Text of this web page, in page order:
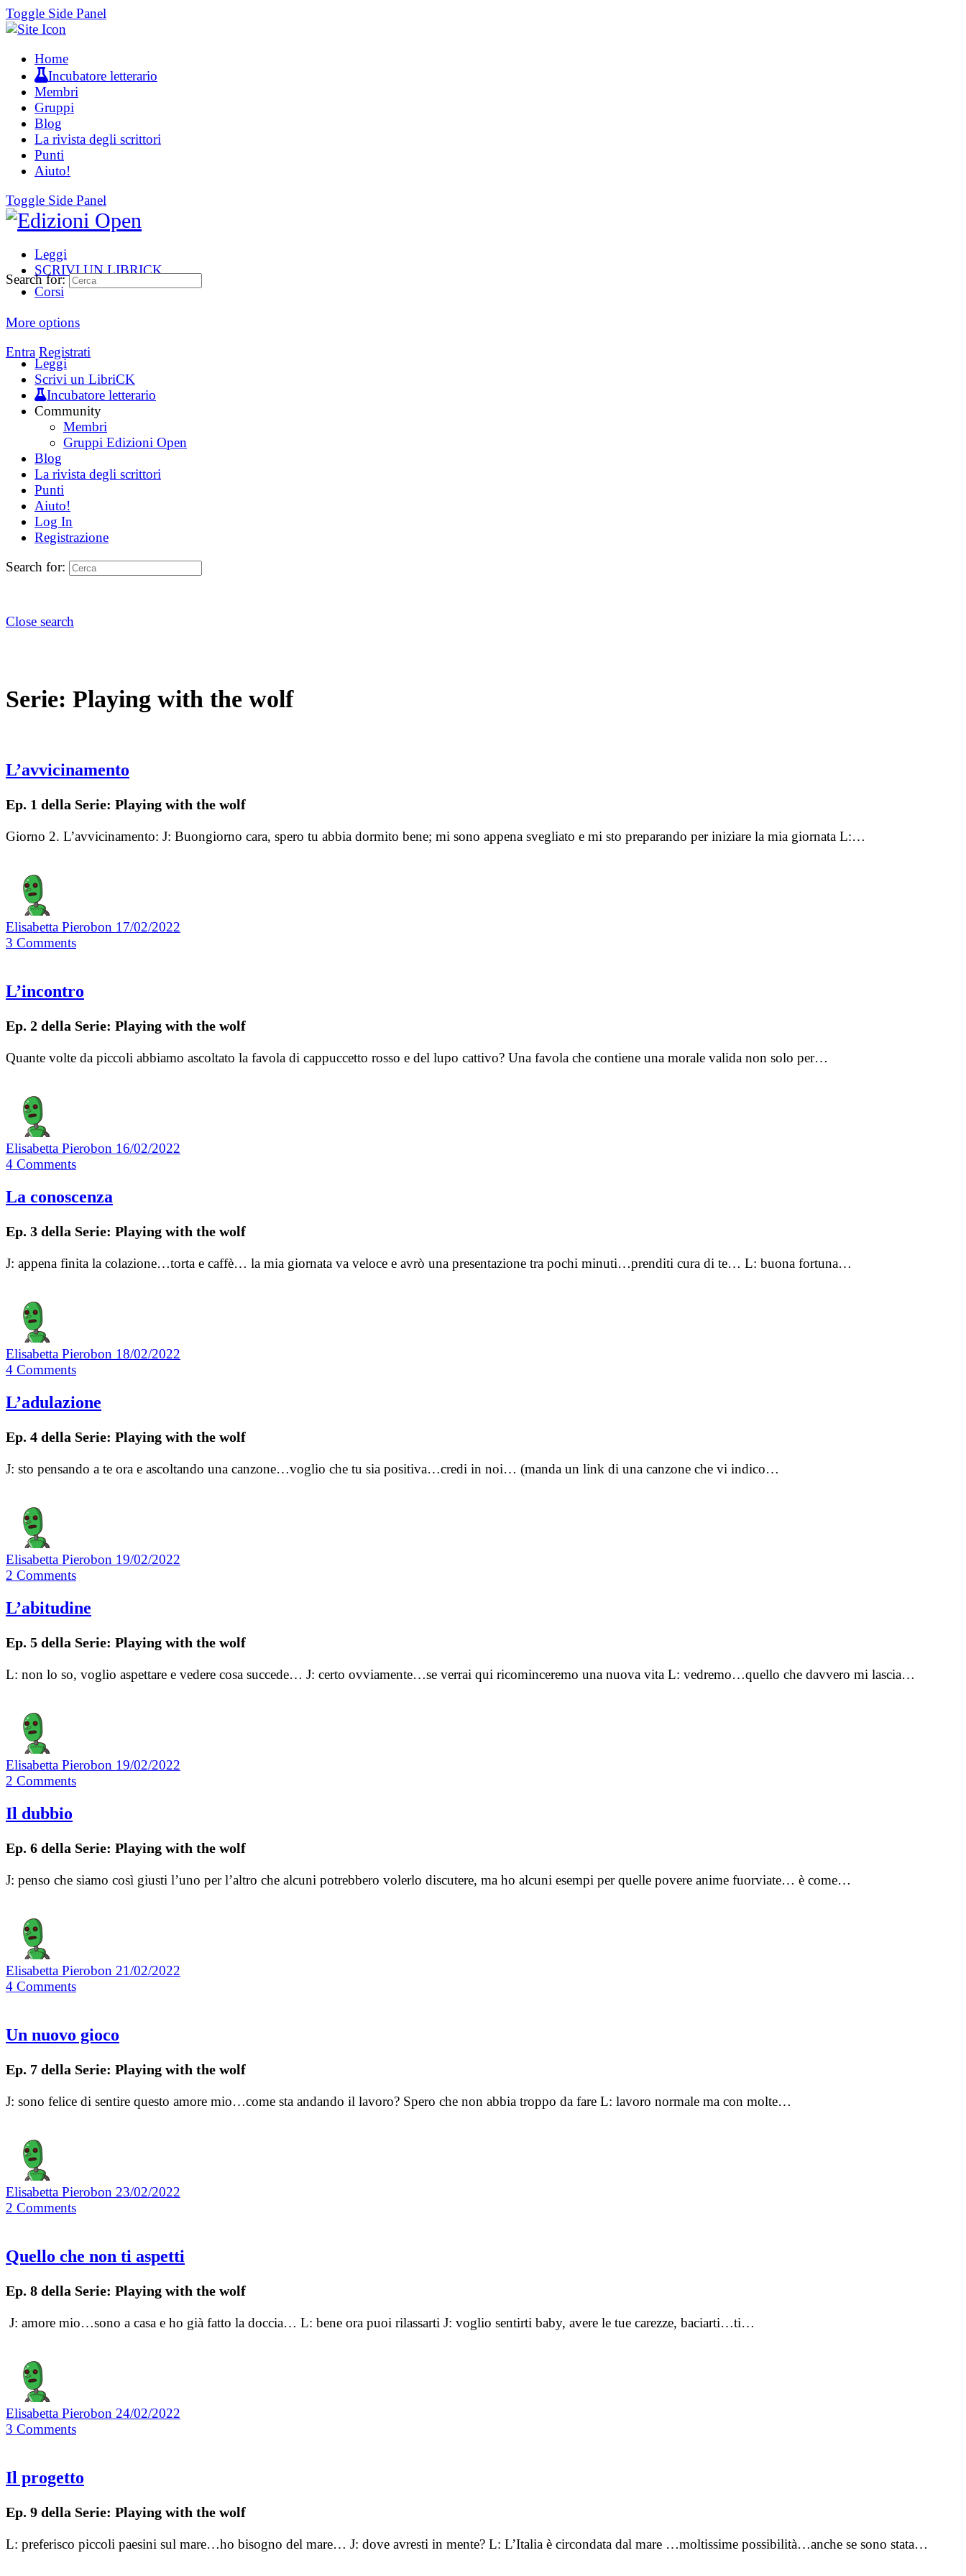
Toggle Side Panel
Home
Incubatore letterario
Membri
Gruppi
Blog
La rivista degli scrittori
Punti
Aiuto!
Toggle Side Panel
Leggi
SCRIVI UN LIBRICK
Corsi
More options
Entra Registrati
Search for:
Leggi
Scrivi un LibriCK
Incubatore letterario
Community
Membri
Gruppi Edizioni Open
Blog
La rivista degli scrittori
Punti
Aiuto!
Log In
Registrazione
Search for:
Close search
Serie: Playing with the wolf
L’avvicinamento
Ep. 1 della Serie: Playing with the wolf
Giorno 2. L’avvicinamento: J: Buongiorno cara, spero tu abbia dormito bene; mi sono appena svegliato e mi sto preparando per iniziare la mia giornata L:…
Elisabetta Pierobon 17/02/2022
3 Comments
L’incontro
Ep. 2 della Serie: Playing with the wolf
Quante volte da piccoli abbiamo ascoltato la favola di cappuccetto rosso e del lupo cattivo? Una favola che contiene una morale valida non solo per…
Elisabetta Pierobon 16/02/2022
4 Comments
La conoscenza
Ep. 3 della Serie: Playing with the wolf
J: appena finita la colazione…torta e caffè… la mia giornata va veloce e avrò una presentazione tra pochi minuti…prenditi cura di te… L: buona fortuna…
Elisabetta Pierobon 18/02/2022
4 Comments
L’adulazione
Ep. 4 della Serie: Playing with the wolf
J: sto pensando a te ora e ascoltando una canzone…voglio che tu sia positiva…credi in noi… (manda un link di una canzone che vi indico…
Elisabetta Pierobon 19/02/2022
2 Comments
L’abitudine
Ep. 5 della Serie: Playing with the wolf
L: non lo so, voglio aspettare e vedere cosa succede… J: certo ovviamente…se verrai qui ricominceremo una nuova vita L: vedremo…quello che davvero mi lascia…
Elisabetta Pierobon 19/02/2022
2 Comments
Il dubbio
Ep. 6 della Serie: Playing with the wolf
J: penso che siamo così giusti l’uno per l’altro che alcuni potrebbero volerlo discutere, ma ho alcuni esempi per quelle povere anime fuorviate… è come…
Elisabetta Pierobon 21/02/2022
4 Comments
Un nuovo gioco
Ep. 7 della Serie: Playing with the wolf
J: sono felice di sentire questo amore mio…come sta andando il lavoro? Spero che non abbia troppo da fare L: lavoro normale ma con molte…
Elisabetta Pierobon 23/02/2022
2 Comments
Quello che non ti aspetti
Ep. 8 della Serie: Playing with the wolf
J: amore mio…sono a casa e ho già fatto la doccia… L: bene ora puoi rilassarti J: voglio sentirti baby, avere le tue carezze, baciarti…ti…
Elisabetta Pierobon 24/02/2022
3 Comments
Il progetto
Ep. 9 della Serie: Playing with the wolf
L: preferisco piccoli paesini sul mare…ho bisogno del mare… J: dove avresti in mente? L: L’Italia è circondata dal mare …moltissime possibilità…anche se sono stata…